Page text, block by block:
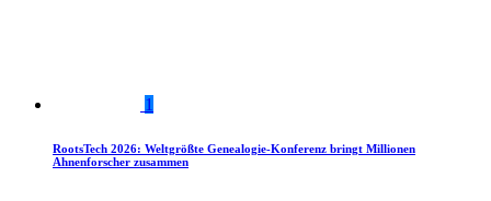
1
RootsTech 2026: Weltgrößte Genealogie-Konferenz bringt Millionen
Ahnenforscher zusammen